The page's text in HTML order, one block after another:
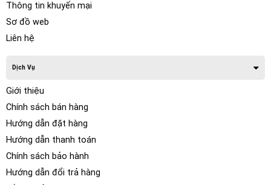
Thông tin khuyến mại
Sơ đồ web
Liên hệ
Dịch Vụ
Giới thiệu
Chính sách bán hàng
Hướng dẫn đặt hàng
Hướng dẫn thanh toán
Chính sách bảo hành
Hướng dẫn đổi trả hàng